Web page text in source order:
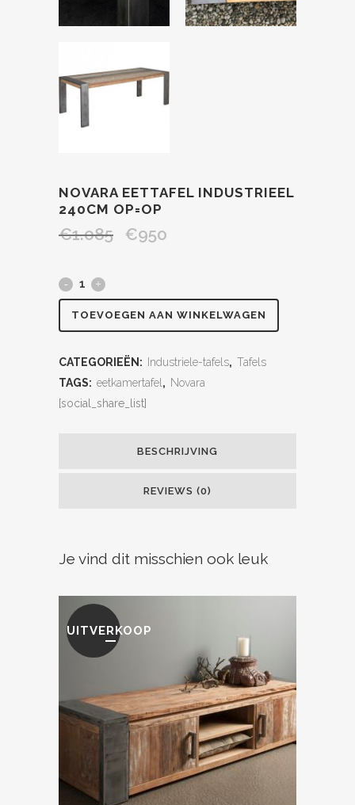
NOVARA EETTAFEL INDUSTRIEEL
240CM OP=OP
€1.085 €950
TOEVOEGEN AAN WINKELWAGEN
CATEGORIEËN: Industriele-tafels, Tafels
TAGS: eetkamertafel , Novara
[social_share_list]
BESCHRIJVING
REVIEWS (0)
Je vind dit misschien ook leuk
UITVERKOOP